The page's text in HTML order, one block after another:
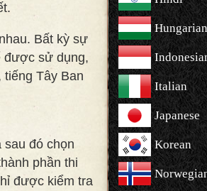
.
Bất kỳ sự
được sử dụng,
tiếng Tây Ban
đó chọn
phần thi
được kiểm tra
Hungarian
Italian
Japanese
Korean